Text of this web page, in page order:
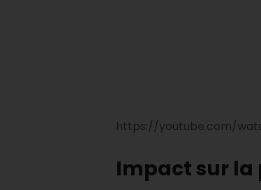
https://youtube.com/
Impact sur